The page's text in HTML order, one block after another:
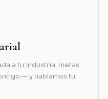
a tu industria, metas
— y hablamos tu